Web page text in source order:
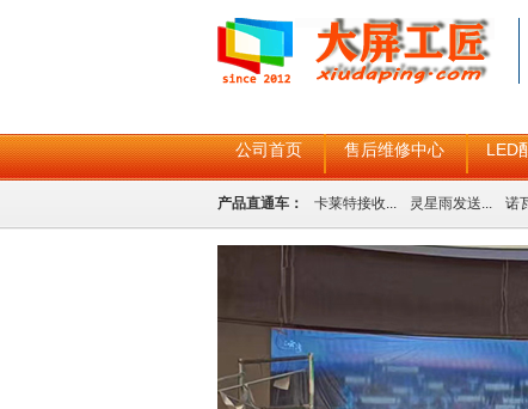
公司首页 售后维修中心 LED
产品直通车： 卡莱特接收... 灵星雨发送... 诺